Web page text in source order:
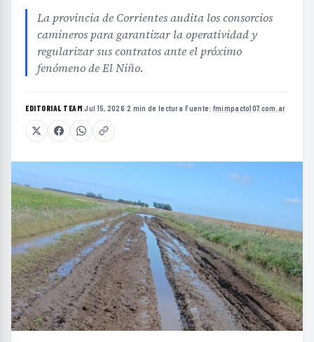
La provincia de Corrientes audita los consorcios
camineros para garantizar la operatividad y
regularizar sus contratos ante el próximo
fenómeno de El Niño.
EDITORIAL TEAM·Jul 15, 2026·2 min de lectura·Fuente: fmimpacto107.com.ar